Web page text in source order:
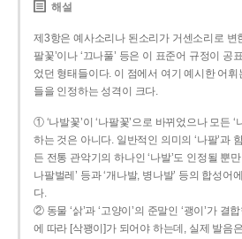
해설
제3항은 예사소리나 된소리가 거센소리로 변
팔꽃’이나 ‘끄나풀’ 등은 이 표준어 규정이 공
었던 형태들이다. 이 점에서 여기 예시한 어휘
들을 인정하는 성격이 크다.
① ‘나발꽃’이 ‘나팔꽃’으로 바뀌었으나 모든 ‘
하는 것은 아니다. 일반적인 의미의 ‘나팔’과
든 전통 관악기의 하나인 ‘나발’도 인정될 뿐
나팔벌레’ 등과 ‘개나발, 병나발’ 등의 합성어
다.
② 동물 ‘삵’과 ‘고양이’의 준말인 ‘괭이’가 결
에 따라 [삭꽹이]가 되어야 하는데, 실제 발음